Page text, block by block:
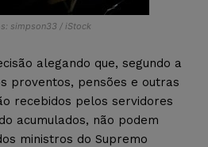
simpson33 / iStock
alegando que, segundo a
proventos, pensões e outras
recebidos pelos servidores
acumulados, não podem
ministros do Supremo